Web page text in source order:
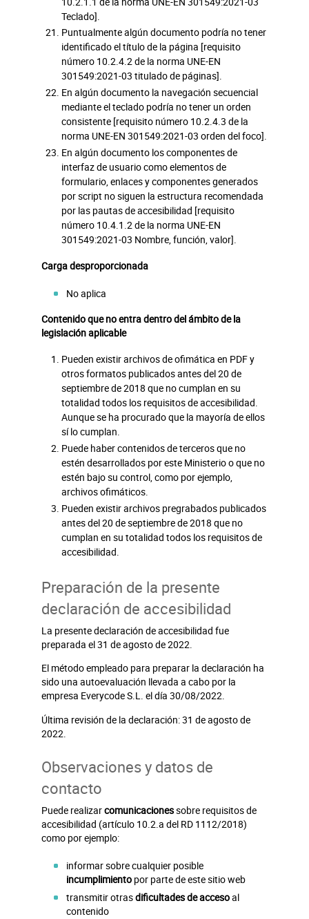
Teclado].
Puntualmente algún documento podría no tener
identificado el título de la página [requisito
número 10.2.4.2 de la norma UNE-EN
301549:2021-03 titulado de páginas].
En algún documento la navegación secuencial
mediante el teclado podría no tener un orden
consistente [requisito número 10.2.4.3 de la
norma UNE-EN 301549:2021-03 orden del foco].
En algún documento los componentes de
interfaz de usuario como elementos de
formulario, enlaces y componentes generados
por script no siguen la estructura recomendada
por las pautas de accesibilidad [requisito
número 10.4.1.2 de la norma UNE-EN
301549:2021-03 Nombre, función, valor].
Carga desproporcionada
No aplica
Contenido que no entra dentro del ámbito de la
legislación aplicable
Pueden existir archivos de ofimática en PDF y
otros formatos publicados antes del 20 de
septiembre de 2018 que no cumplan en su
totalidad todos los requisitos de accesibilidad.
Aunque se ha procurado que la mayoría de ellos
sí lo cumplan.
Puede haber contenidos de terceros que no
estén desarrollados por este Ministerio o que no
estén bajo su control, como por ejemplo,
archivos ofimáticos.
Pueden existir archivos pregrabados publicados
antes del 20 de septiembre de 2018 que no
cumplan en su totalidad todos los requisitos de
accesibilidad.
Preparación de la presente
declaración de accesibilidad
La presente declaración de accesibilidad fue
preparada el 31 de agosto de 2022.
El método empleado para preparar la declaración ha
sido una autoevaluación llevada a cabo por la
empresa Everycode S.L. el día 30/08/2022.
Última revisión de la declaración: 31 de agosto de
2022.
Observaciones y datos de
contacto
Puede realizarcomunicacionessobre requisitos de
accesibilidad (artículo 10.2.a del RD 1112/2018)
como por ejemplo:
informar sobre cualquier posible
incumplimientopor parte de este sitio web
transmitir otrasdificultades de accesoal
contenido